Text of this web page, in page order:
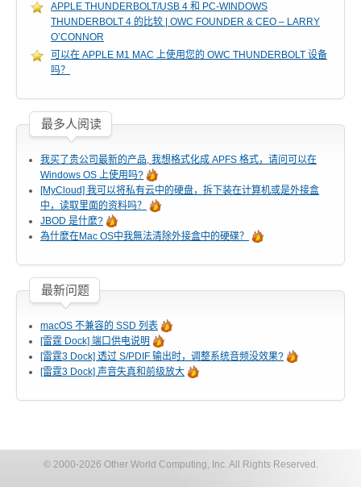
技术支持
固件 / 驱动程序
软件 App
ICNS 小图示下载
活动花絮
APPLE THUNDERBOLT/USB 4 和 PC-WINDOWS
THUNDERBOLT 4 的比较 | OWC FOUNDER & CEO – LARRY
O’CONNOR
可以在 APPLE M1 MAC 上使用您的 OWC THUNDERBOLT 设备
吗？
最多人阅读
我买了贵公司最新的产品, 我想格式化成 APFS 格式，请问可以在
Windows OS 上使用吗?
[MyCloud] 我可以将私有云中的硬盘，拆下装在计算机或是外接盒
中，读取里面的资料吗？
JBOD 是什麼?
為什麼在Mac OS中我無法清除外接盒中的硬碟？
最新问题
macOS 不兼容的 SSD 列表
[雷霆 Dock] 端口供电说明
[雷霆3 Dock] 透过 S/PDIF 输出时，调整系统音频没效果?
[雷霆3 Dock] 声音失真和前级放大
© 2000-2026 Other World Computing, Inc. All Rights Reserved.